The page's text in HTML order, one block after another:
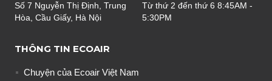
Số 7 Nguyễn Thị Định, Trung
Hòa, Cầu Giấy, Hà Nội
Từ thứ 2 đến thứ 6 8:45AM -
5:30PM
THÔNG TIN ECOAIR
Chuyện của Ecoair Việt Nam